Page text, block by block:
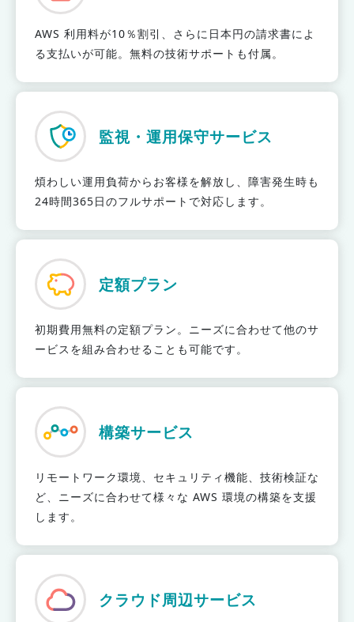
AWS 利用料が10％割引、さらに日本円の請求書によ
る支払いが可能。無料の技術サポートも付属。
監視・運用保守サービス
煩わしい運用負荷からお客様を解放し、障害発生時も
24時間365日のフルサポートで対応します。
定額プラン
初期費用無料の定額プラン。ニーズに合わせて他のサ
ービスを組み合わせることも可能です。
構築サービス
リモートワーク環境、セキュリティ機能、技術検証な
ど、ニーズに合わせて様々な AWS 環境の構築を支援
します。
クラウド周辺サービス